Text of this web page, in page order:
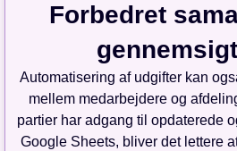
Forbedret
Automatisering af udgifter kan
mellem medarbejdere og
partier har adgang til opdaterede
Google Sheets, bliver det lettere